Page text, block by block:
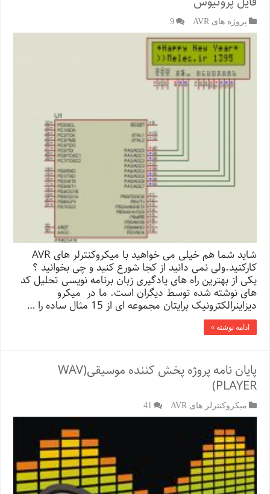
پروژه های AVR 9
شاید شما هم خیلی می خواهید با میکروکنترلر های AVR
کارکنید.ولی نمی دانید از کجا شورع کنید و چی بخوانید ؟
یکی از بهترین راه های یادگیری زبان برنامه نویسی تحلیل کد
های نوشته شده توسط دیگران است. ما در میکرو
دیزاینرالکترونیک برایتان مجموعه ای از 15 مثال ساده را …
ادامه نوشته »
پایان نامه پروژه پخش کننده موسیقی(WAV
PLAYER)
میکروکنترلر های AVR 41